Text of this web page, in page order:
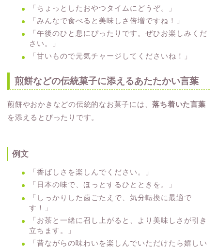
「ちょっとしたおやつタイムにどうぞ。」
「みんなで食べると美味しさ倍増ですね！」
「午後のひと息にぴったりです。ぜひお楽しみくだ
さい。」
「甘いもので元気チャージしてくださいね！」
煎餅などの伝統菓子に添えるあたたかい言葉
煎餅やおかきなどの伝統的なお菓子には、落ち着いた言葉
を添えるとぴったりです。
例文
「香ばしさを楽しんでください。」
「日本の味で、ほっとするひとときを。」
「しっかりした歯ごたえで、気分転換に最適で
す！」
「お茶と一緒に召し上がると、より美味しさが引き
立ちます。」
「昔ながらの味わいを楽しんでいただけたら嬉しい